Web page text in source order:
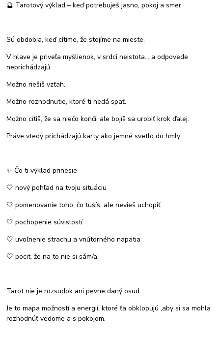
🔮 Tarotový výklad – keď potrebuješ jasno, pokoj a smer.
Sú obdobia, keď cítime, že stojíme na mieste.
V hlave je priveľa myšlienok, v srdci neistota… a odpovede
neprichádzajú.
Možno riešiš vzťah.
Možno rozhodnutie, ktoré ti nedá spať.
Možno cítiš, že sa niečo končí, ale bojíš sa urobiť krok ďalej.
Práve vtedy prichádzajú karty ako jemné svetlo do hmly.
✨ Čo ti výklad prinesie
🤍 nový pohľad na tvoju situáciu
🤍 pomenovanie toho, čo tušíš, ale nevieš uchopiť
🤍 pochopenie súvislostí
🤍 uvoľnenie strachu a vnútorného napätia
🤍 pocit, že na to nie si sám/a.
Tarot nie je rozsudok ani pevne daný osud.
Je to mapa možností a energií, ktoré ťa obklopujú ,aby si sa mohla
rozhodnúť vedome a s pokojom.